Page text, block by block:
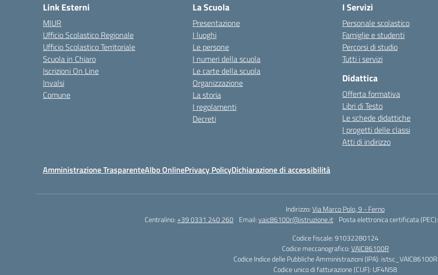
Link Esterni
MIUR
Ufficio Scolastico Regionale
Ufficio Scolastico Territoriale
Scuola in Chiaro
Iscrizioni On Line
Invalsi
Comune
La Scuola
Presentazione
I luoghi
Le persone
I numeri della scuola
Le carte della scuola
Organizzazione
La storia
I regolamenti
Decreti
I Servizi
Personale scolastico
Famiglie e studenti
Percorsi di studio
Tutti i servizi
Didattica
Offerta formativa
Libri di Testo
Le schede didattiche
I progetti delle classi
Atti di indirizzo
Amministrazione TrasparenteAlbo OnlinePrivacy PolicyDichiarazione di accessibilità
Indirizzo:Via Marco Polo, 9 - Ferno
Centralino:+39 0331 240 260 Email:vaic86100r@istruzione.it Posta elettronica certificata (PEC):
Codice fiscale: 91032280124
Codice meccanografico:VAIC86100R
Codice Indice delle Pubbliche Amministrazioni (IPA): istsc_VAIC86100R
Codice unico di fatturazione (CUF): UF4N58